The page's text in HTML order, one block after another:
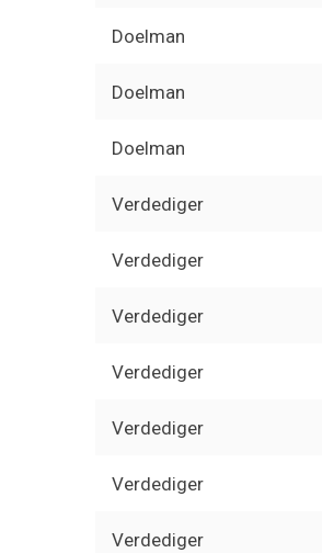
Doelman
Doelman
Doelman
Verdediger
Verdediger
Verdediger
Verdediger
Verdediger
Verdediger
Verdediger